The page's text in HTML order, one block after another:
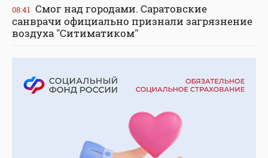
08:41 Смог над городами. Саратовские
санврачи официально признали загрязнение
воздуха "Ситиматиком"